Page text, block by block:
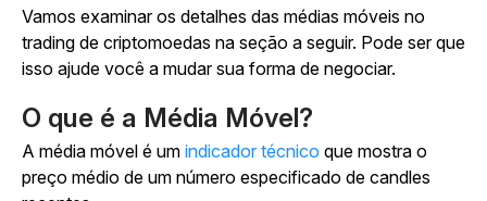
Vamos examinar os detalhes das médias móveis no
trading de criptomoedas na seção a seguir. Pode ser que
isso ajude você a mudar sua forma de negociar.
O que é a Média Móvel?
A média móvel é um indicador técnico que mostra o
preço médio de um número especificado de candles